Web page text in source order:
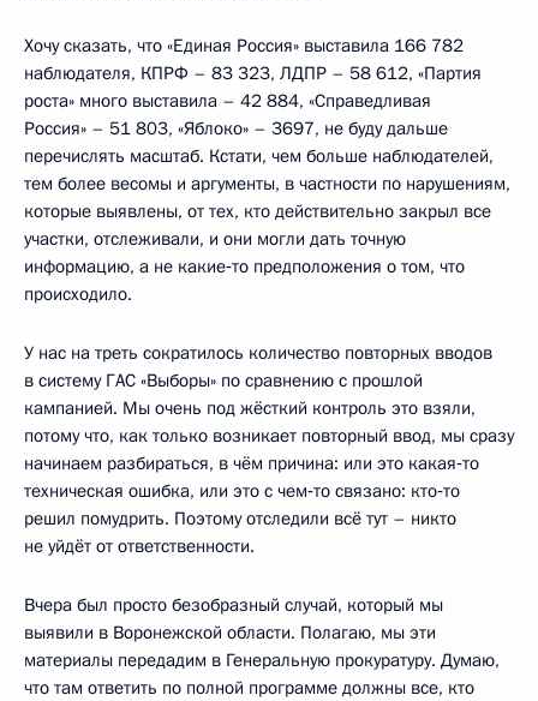
Хочу сказать, что «Единая Россия» выставила 166 782
наблюдателя, КПРФ – 83 323, ЛДПР – 58 612, «Партия
роста» много выставила – 42 884, «Справедливая
Россия» – 51 803, «Яблоко» – 3697, не буду дальше
перечислять масштаб. Кстати, чем больше наблюдателей,
тем более весомы и аргументы, в частности по нарушениям,
которые выявлены, от тех, кто действительно закрыл все
участки, отслеживали, и они могли дать точную
информацию, а не какие‑то предположения о том, что
происходило.
У нас на треть сократилось количество повторных вводов
в систему ГАС «Выборы» по сравнению с прошлой
кампанией. Мы очень под жёсткий контроль это взяли,
потому что, как только возникает повторный ввод, мы сразу
начинаем разбираться, в чём причина: или это какая‑то
техническая ошибка, или это с чем‑то связано: кто‑то
решил помудрить. Поэтому отследили всё тут – никто
не уйдёт от ответственности.
Вчера был просто безобразный случай, который мы
выявили в Воронежской области. Полагаю, мы эти
материалы передадим в Генеральную прокуратуру. Думаю,
что там ответить по полной программе должны все, кто